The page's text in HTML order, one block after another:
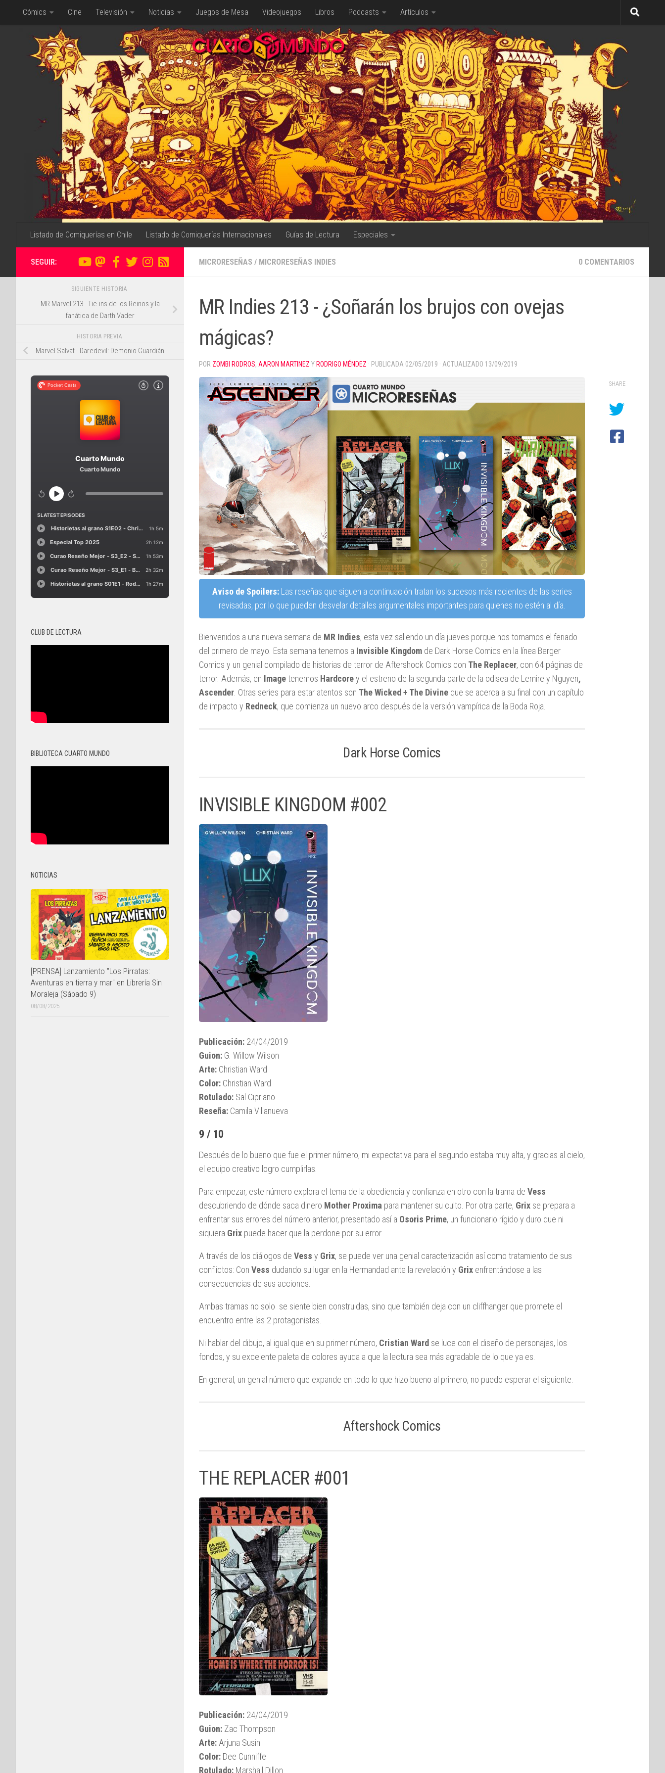
Saltar al contenido
Cómics Cine Televisión Noticias Juegos de Mesa Videojuegos Libros Podcasts Artículos
Listado de Comiquerías en Chile Listado de Comiquerías Internacionales Guías de Lectura Especiales
MICRORESEÑAS / MICRORESEÑAS INDIES 0 COMENTARIOS
MR Indies 213 - ¿Soñarán los brujos con ovejas
mágicas?
POR ZOMBI RODROS, AARON MARTINEZ Y RODRIGO MÉNDEZ · PUBLICADA 02/05/2019 · ACTUALIZADO 13/09/2019
Aviso de Spoilers:Las reseñas que siguen a continuación tratan los sucesos más recientes de las series
revisadas, por lo que pueden desvelar detalles argumentales importantes para quienes no estén al día.
Bienvenidos a una nueva semana de MR Indies, esta vez saliendo un día jueves porque nos tomamos el feriado
del primero de mayo. Esta semana tenemos a Invisible Kingdom de Dark Horse Comics en la línea Berger
Comics y un genial compilado de historias de terror de Aftershock Comics con The Replacer, con 64 páginas de
terror. Además, en Imagetenemos Hardcorey el estreno de la segunda parte de la odisea de Lemire y Nguyen,
Ascender . Otras series para estar atentos son The Wicked + The Divine que se acerca a su final con un capítulo
de impacto y Redneck, que comienza un nuevo arco después de la versión vampírica de la Boda Roja.
Dark Horse Comics
INVISIBLE KINGDOM #002
Publicación: 24/04/2019
Guion: G. Willow Wilson
Arte: Christian Ward
Color: Christian Ward
Rotulado: Sal Cipriano
Reseña: Camila Villanueva
9 / 10
Después de lo bueno que fue el primer número, mi expectativa para el segundo estaba muy alta, y gracias al cielo,
el equipo creativo logro cumplirlas.
Para empezar, este número explora el tema de la obediencia y confianza en otro con la trama de Vess
descubriendo de dónde saca dinero Mother Proxima para mantener su culto. Por otra parte, Grix se prepara a
enfrentar sus errores del número anterior, presentado así a Osoris Prime, un funcionario rígido y duro que ni
siquiera Grix puede hacer que la perdone por su error.
A través de los diálogos de Vess y Grix, se puede ver una genial caracterización así como tratamiento de sus
conflictos: Con Vess dudando su lugar en la Hermandad ante la revelación y Grix enfrentándose a las
consecuencias de sus acciones.
Ambas tramas no solo se siente bien construidas, sino que también deja con un cliffhanger que promete el
encuentro entre las 2 protagonistas.
Ni hablar del dibujo, al igual que en su primer número, Cristian Ward se luce con el diseño de personajes, los
fondos, y su excelente paleta de colores ayuda a que la lectura sea más agradable de lo que ya es.
En general, un genial número que expande en todo lo que hizo bueno al primero, no puedo esperar el siguiente.
Aftershock Comics
THE REPLACER #001
Publicación: 24/04/2019
Guion: Zac Thompson
Arte: Arjuna Susini
Color: Dee Cunniffe
Rotulado: Marshall Dillon
SHARE
SEGUIR:
SIGUIENTE HISTORIA
MR Marvel 213 - Tie-ins de los Reinos y la
fanática de Darth Vader
HISTORIA PREVIA
Marvel Salvat - Daredevil: Demonio Guardián
CLUB DE LECTURA
BIBLIOTECA CUARTO MUNDO
NOTICIAS
[PRENSA] Lanzamiento "Los Pirratas:
Aventuras en tierra y mar" en Librería Sin
Moraleja (Sábado 9)
08/08/2025